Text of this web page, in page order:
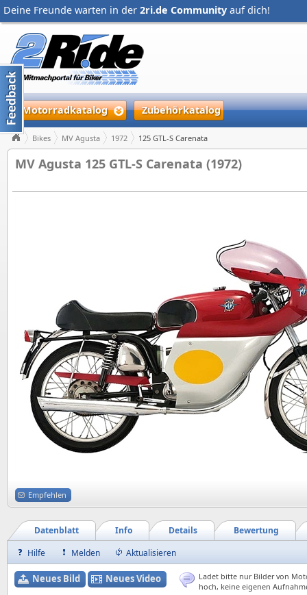
Deine Freunde warten in der 2ri.de Community auf dich!
Motorradkatalog Zubehörkatalog
Bikes MV Agusta 1972 125 GTL-S Carenata
MV Agusta 125 GTL-S Carenata (1972)
Empfehlen
Bewertung
Details
Info
Datenblatt
Hilfe
Melden Aktualisieren
Neues Bild Neues Video
Ladet bitte nur Bilder von
hoch, keine eigenen